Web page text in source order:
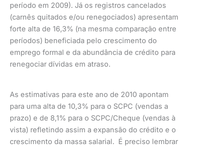
período em 2009). Já os registros cancelados
(carnês quitados e/ou renegociados) apresentam
forte alta de 16,3% (na mesma comparação entre
períodos) beneficiada pelo crescimento do
emprego formal e da abundância de crédito para
renegociar dívidas em atraso.
As estimativas para este ano de 2010 apontam
para uma alta de 10,3% para o SCPC (vendas a
prazo) e de 8,1% para o SCPC/Cheque (vendas à
vista) refletindo assim a expansão do crédito e o
crescimento da massa salarial. É preciso lembrar